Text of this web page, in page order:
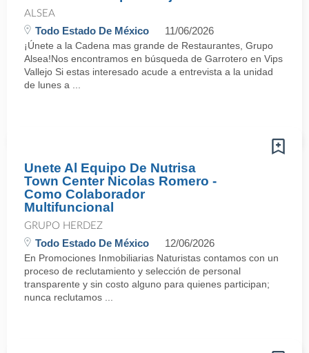
ALSEA
Todo Estado De México 11/06/2026
¡Únete a la Cadena mas grande de Restaurantes, Grupo
Alsea!Nos encontramos en búsqueda de Garrotero en Vips
Vallejo Si estas interesado acude a entrevista a la unidad
de lunes a ...
Unete Al Equipo De Nutrisa
Town Center Nicolas Romero -
Como Colaborador
Multifuncional
GRUPO HERDEZ
Todo Estado De México 12/06/2026
En Promociones Inmobiliarias Naturistas contamos con un
proceso de reclutamiento y selección de personal
transparente y sin costo alguno para quienes participan;
nunca reclutamos ...